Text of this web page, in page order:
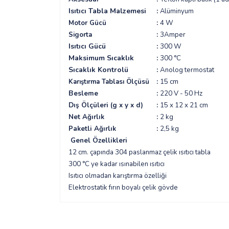
Isıtıcı Tabla Malzemesi : Alüminyum
Motor Gücü
: 4 W
Sigorta
:
Isıtıcı Gücü : 300 W
Maksimum Sıcaklık : 300 °C
Sıcaklık Kontrolü : Anolog termostat
Karıştırma Tablası Ölçüsü
: 15 cm
Besleme
: 220 V - 50 Hz
Dış Ölçüleri (g x y x d)
: 15 x 12 x 21 cm
Net Ağırlık
: 2kg
Paketli Ağırlık
: 2,5 kg
Genel Özellikleri
12 cm. çapında 304 paslanmaz çelik ısıtıcı tabla
300 °C ye kadar ısınabilen ısıtıcı
Isıtıcı olmadan karıştırma özelliği
Elektrostatik fırın boyalı çelik gövde